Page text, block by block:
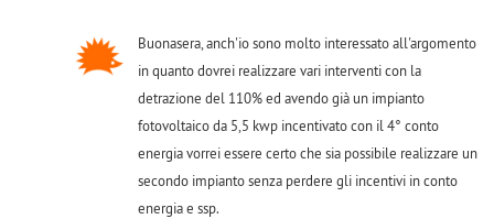
Buonasera, anch'io sono molto interessato all'argomento
in quanto dovrei realizzare vari interventi con la
detrazione del 110% ed avendo già un impianto
fotovoltaico da 5,5 kwp incentivato con il 4° conto
energia vorrei essere certo che sia possibile realizzare un
secondo impianto senza perdere gli incentivi in conto
energia e ssp.